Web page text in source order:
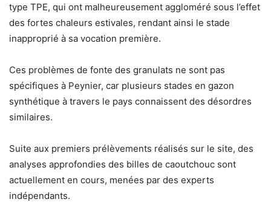
type TPE, qui ont malheureusement aggloméré sous l’effet
des fortes chaleurs estivales, rendant ainsi le stade
inapproprié à sa vocation première.
Ces problèmes de fonte des granulats ne sont pas
spécifiques à Peynier, car plusieurs stades en gazon
synthétique à travers le pays connaissent des désordres
similaires.
Suite aux premiers prélèvements réalisés sur le site, des
analyses approfondies des billes de caoutchouc sont
actuellement en cours, menées par des experts
indépendants.